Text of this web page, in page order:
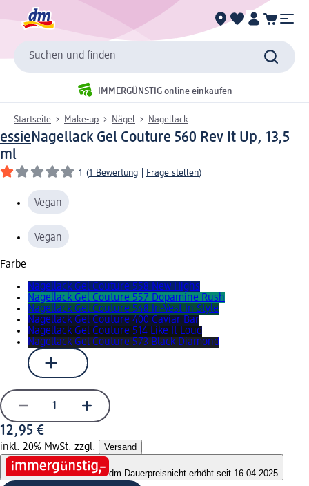
Suchen und finden
IMMERGÜNSTIG online einkaufen
Startseite Make-up Nägel Nagellack
essieNagellack Gel Couture 560 Rev It Up, 13,5
ml
1 (1 Bewertung Frage stellen)
Vegan
Vegan
Farbe
Nagellack Gel Couture 558 New Highs
Nagellack Gel Couture 557 Dopamine Rush
Nagellack Gel Couture 548 In-Vest In Style
Nagellack Gel Couture 400 Caviar Bar
Nagellack Gel Couture 514 Like It Loud
Nagellack Gel Couture 573 Black Diamond
12,95 €
inkl. 20% MwSt. zzgl. Versand
dm Dauerpreisnicht erhöht seit 16.04.2025